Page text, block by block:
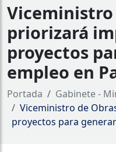
Viceministro
priorizará
proyectos
empleo en
Portada
Gabinete -
Viceministro de
proyectos para